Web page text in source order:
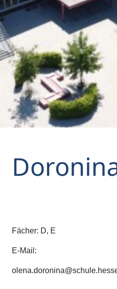
Fächer: D, E
E-Mail: